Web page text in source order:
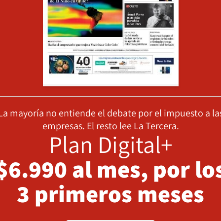
mayoría no entiende el debate por el impuesto a
empresas. El resto lee La Tercera.
Plan Digital+
al mes, por
3 primeros meses